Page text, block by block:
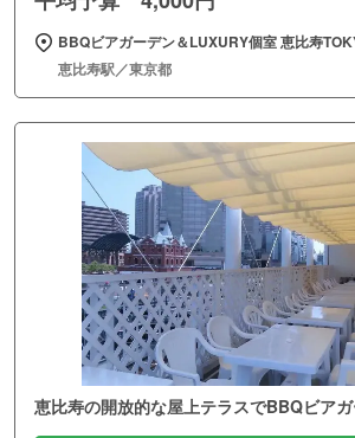
BBQビアガーデン＆LUXURY個室 恵比寿
恵比寿駅／東京都
恵比寿の開放的な屋上テラスでBBQビアガ